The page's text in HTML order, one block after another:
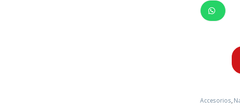
Accesorios,